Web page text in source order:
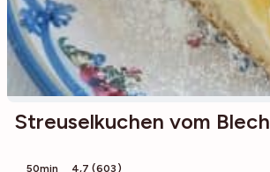
Streuselkuchen vom Blech
50min 4,7 (603)